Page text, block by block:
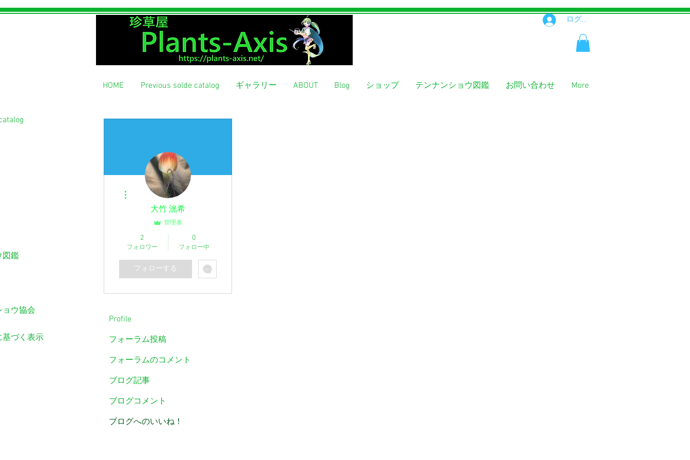
​珍草屋 ログイン
大竹 洸希
管理者
2
フォロワー
0
フォロー中
フォローする
Profile
フォーラム投稿
フォーラムのコメント
ブログ記事
ブログコメント
ブログへのいいね！
図鑑
ウ協会
基づく表示
HOME Previous solde catalog ギャラリー ABOUT Blog ショップ テンナンショウ図鑑 お問い合わせ More